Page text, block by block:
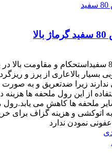
رول ملحفه عرض 80 سفیداستحکام و مقاومت
بسیار بالاعاری از پرز و ریزگرد
ندارند زیرا ضدتعریق و به
از این رول ملحفه ها
ملحفه ها کاهش می یابد.رول
اتوکشی و هزینه گزاف برای
نمودن ندارد